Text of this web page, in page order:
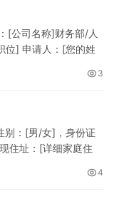
[公司名称]财务部/人
位] 申请人：[您的姓
3
别：[男/女]，身份证
住址：[详细家庭住
4